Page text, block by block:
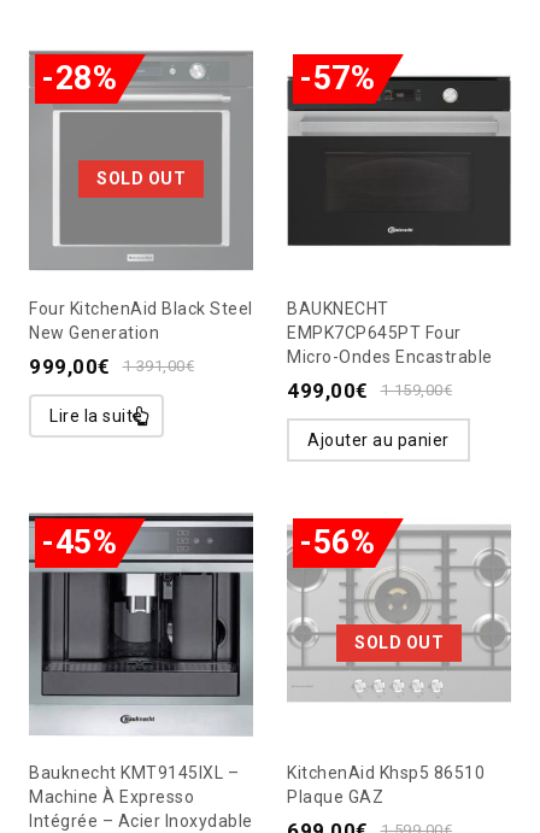
SOLD OUT
-28%
Four KitchenAid Black Steel
New Generation
1 391,00€
999,00€
Lire la suite
-57%
BAUKNECHT
EMPK7CP645PT Four
Micro-Ondes Encastrable
1 159,00€
499,00€
Ajouter au panier
-45%
Bauknecht KMT9145IXL –
Machine À Expresso
Intégrée – Acier Inoxydable
SOLD OUT
-56%
KitchenAid Khsp5 86510
Plaque GAZ